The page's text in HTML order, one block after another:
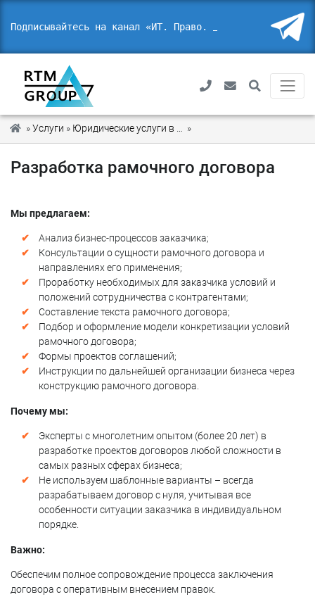
Подписывайтесь на канал «ИТ. Право. Без
»Услуги » »
Разработка рамочного договора
Мы предлагаем:
Анализ бизнес-процессов заказчика;
Консультации о сущности рамочного договора и
направлениях его применения;
Проработку необходимых для заказчика условий и
положений сотрудничества с контрагентами;
Составление текста рамочного договора;
Подбор и оформление модели конкретизации условий
рамочного договора;
Формы проектов соглашений;
Инструкции по дальнейшей организации бизнеса через
конструкцию рамочного договора.
Почему мы:
Эксперты с многолетним опытом (более 20 лет) в
разработке проектов договоров любой сложности в
самых разных сферах бизнеса;
Не используем шаблонные варианты – всегда
разрабатываем договор с нуля, учитывая все
особенности ситуации заказчика в индивидуальном
порядке.
Важно:
Обеспечим полное сопровождение процесса заключения
договора с оперативным внесением правок.